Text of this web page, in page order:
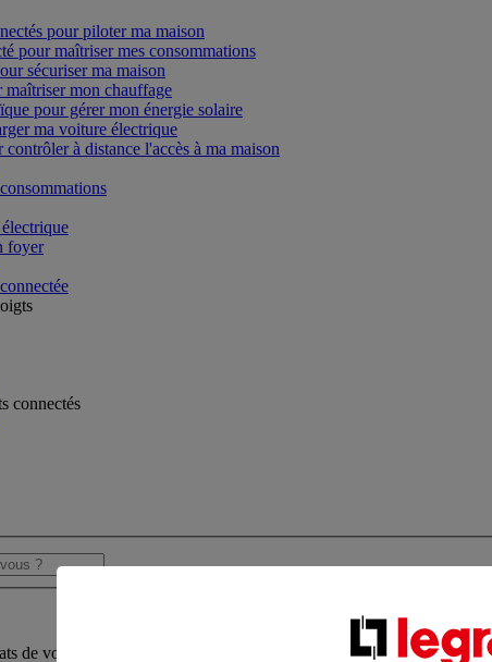
pour piloter ma maison
pour maîtriser mes consommations
sécuriser ma maison
maîtriser mon chauffage
pour gérer mon énergie solaire
ma voiture électrique
à distance l'accès à ma maison
foyer
connectés
de votre recherche